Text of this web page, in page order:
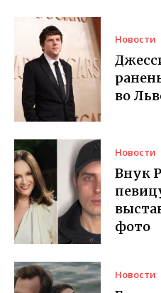
Новости
во
Новости
Внук
фото
Новости